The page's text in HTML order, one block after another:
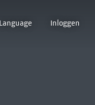
Language Inloggen